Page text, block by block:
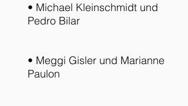
• Michael Kleinschmidt und
Pedro Bilar
• Meggi Gisler und Marianne
Paulon